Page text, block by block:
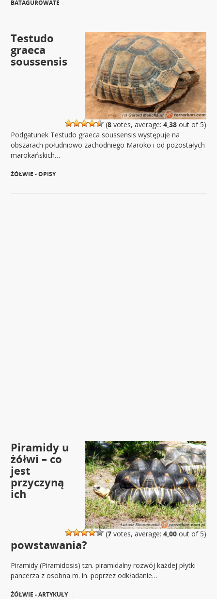
BATAGUROWATE
(8votes, average: 4,38out of 5)
Testudo
graeca
soussensis
Podgatunek Testudo graeca soussensis występuje na
obszarach południowo zachodniego Maroko i od pozostałych
marokańskich…
ŻÓŁWIE - OPISY
(7votes, average: 4,00out of 5)
Piramidy u
żółwi – co
jest
przyczyną
ich
powstawania?
Piramidy (Piramidosis) tzn. piramidalny rozwój każdej płytki
pancerza z osobna m. in. poprzez odkładanie…
ŻÓŁWIE - ARTYKUŁY